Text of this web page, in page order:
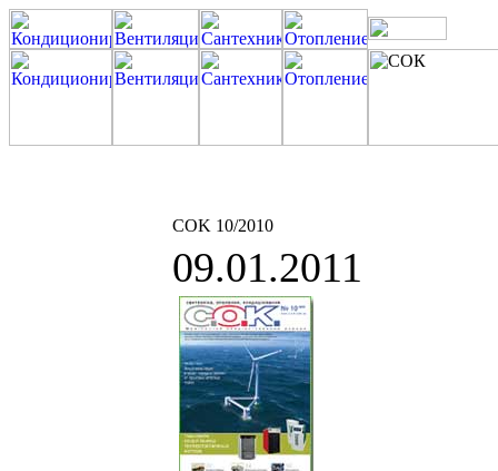
COK 10/2010
09.01.2011